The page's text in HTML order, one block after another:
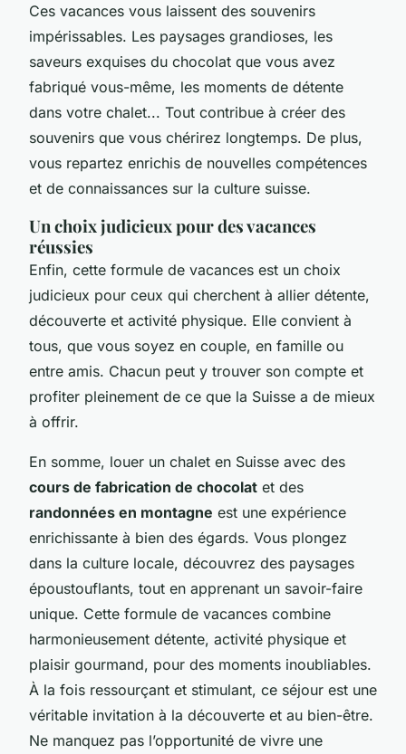
Ces vacances vous laissent des souvenirs
impérissables. Les paysages grandioses, les
saveurs exquises du chocolat que vous avez
fabriqué vous-même, les moments de détente
dans votre chalet... Tout contribue à créer des
souvenirs que vous chérirez longtemps. De plus,
vous repartez enrichis de nouvelles compétences
et de connaissances sur la culture suisse.
Un choix judicieux pour des vacances
réussies
Enfin, cette formule de vacances est un choix
judicieux pour ceux qui cherchent à allier détente,
découverte et activité physique. Elle convient à
tous, que vous soyez en couple, en famille ou
entre amis. Chacun peut y trouver son compte et
profiter pleinement de ce que la Suisse a de mieux
à offrir.
En somme, louer un chalet en Suisse avec des
cours de fabrication de chocolat et des
randonnées en montagne est une expérience
enrichissante à bien des égards. Vous plongez
dans la culture locale, découvrez des paysages
époustouflants, tout en apprenant un savoir-faire
unique. Cette formule de vacances combine
harmonieusement détente, activité physique et
plaisir gourmand, pour des moments inoubliables.
À la fois ressourçant et stimulant, ce séjour est une
véritable invitation à la découverte et au bien-être.
Ne manquez pas l’opportunité de vivre une